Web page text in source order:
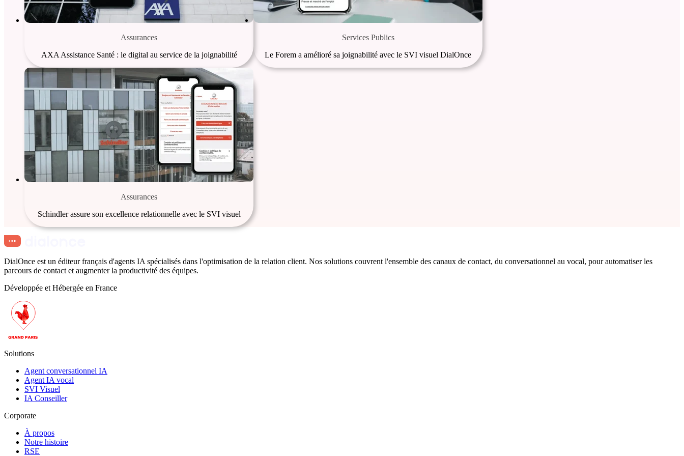
Assurances
AXA Assistance Santé : le digital au service de la joignabilité
Services Publics
Le Forem a amélioré sa joignabilité avec le SVI visuel DialOnce
Assurances
Schindler assure son excellence relationnelle avec le SVI visuel
DialOnce est un éditeur français d'agents IA spécialisés dans l'optimisation de la relation client. Nos solutions couvrent l'ensemble des canaux de contact, du conversationnel au vocal, pour automatiser les
parcours de contact et augmenter la productivité des équipes.
Développée et Hébergée en France
Solutions
Agent conversationnel IA
Agent IA vocal
SVI Visuel
IA Conseiller
Corporate
À propos
Notre histoire
RSE